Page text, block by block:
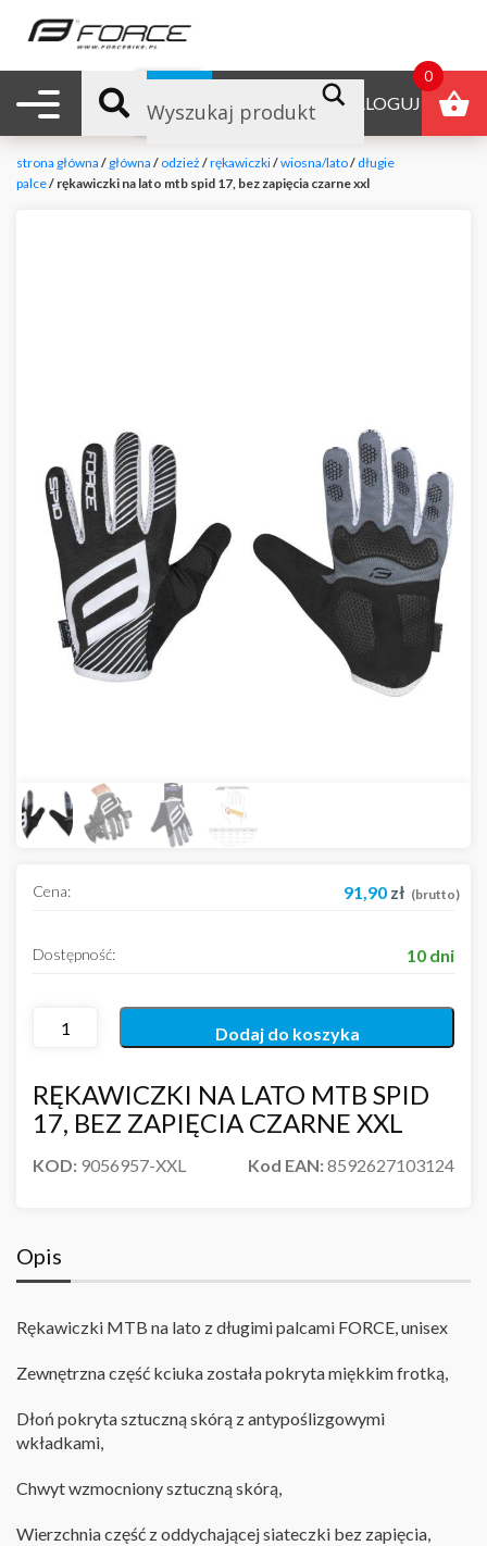
Nawigacja mobilna ZALOGUJ
B2B
strona główna / główna / odzież /rękawiczki/wiosna/lato/ długie
palce/ rękawiczki na lato mtb spid 17, bez zapięcia czarne xxl
RĘKAWICZKI NA LATO MTB SPID
17, BEZ ZAPIĘCIA CZARNE XXL
KOD: 9056957-XXL Kod EAN:8592627103124
Cena: 91,90 zł (brutto)
Dostępność: 10 dni
Dodaj do koszyka
Opis
Rękawiczki MTB na lato z długimi palcami FORCE, unisex
Zewnętrzna część kciuka została pokryta miękkim frotką,
Dłoń pokryta sztuczną skórą z antypoślizgowymi
wkładkami,
Chwyt wzmocniony sztuczną skórą,
Wierzchnia część z oddychającej siateczki bez zapięcia,
0